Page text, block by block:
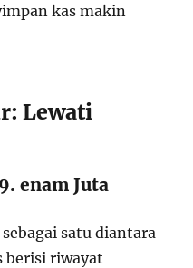
kas makin
Lewati
enam Juta
satu diantara
berisi riwayat